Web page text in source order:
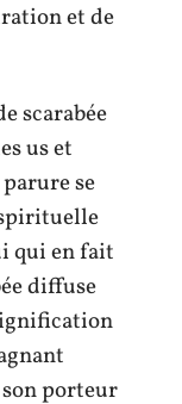
et de
scarabée
us et
se
qui en fait
diffuse
porteur